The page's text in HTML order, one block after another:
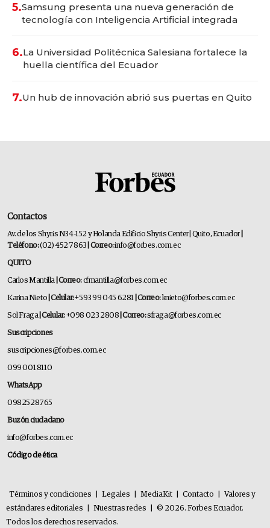
5.Samsung presenta una nueva generación de
tecnología con Inteligencia Artificial integrada
6.La Universidad Politécnica Salesiana fortalece la
huella científica del Ecuador
7.Un hub de innovación abrió sus puertas en Quito
Contactos
Av. de los Shyris N34-152 y Holanda Edificio Shyris Center | Quito, Ecuador
Teléfono:(02) 452 7863 | Correo:info@forbes.com.ec
QUITO
Carlos Mantilla | Correo:cfmantilla@forbes.com.ec
Karina Nieto | Celular:+593 99 045 6281 | Correo:knieto@forbes.com.ec
Sol Fraga| Celular:+098 023 2808 | Correo:sfraga@forbes.com.ec
Suscripciones
suscripciones@forbes.com.ec
099 001 8110
WhatsApp
0982528765
Buzón ciudadano
info@forbes.com.ec
Código de ética
Términos y condiciones Legales MediaKit Contacto
Valores y
estándares editoriales
Nuestras redes
© 2026. Forbes Ecuador.
Todos los derechos reservados.